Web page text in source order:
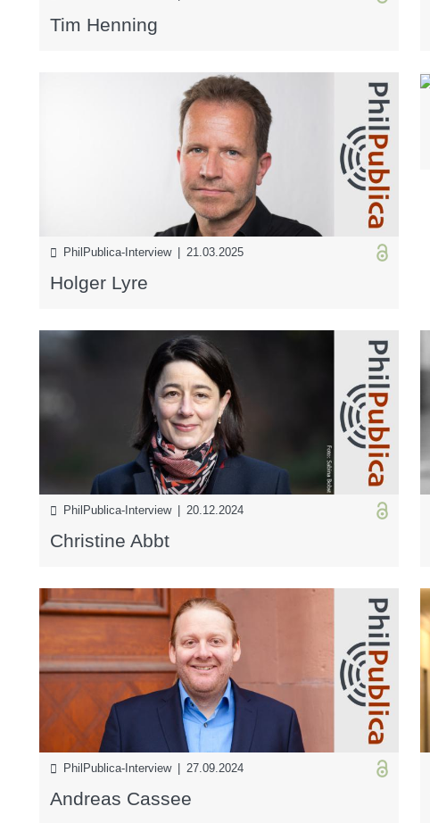
Tim Henning
PhilPublica-Interview | 21.03.2025
Holger Lyre
PhilPublica-Interview | 20.12.2024
Christine Abbt
PhilPublica-Interview | 27.09.2024
Andreas Cassee